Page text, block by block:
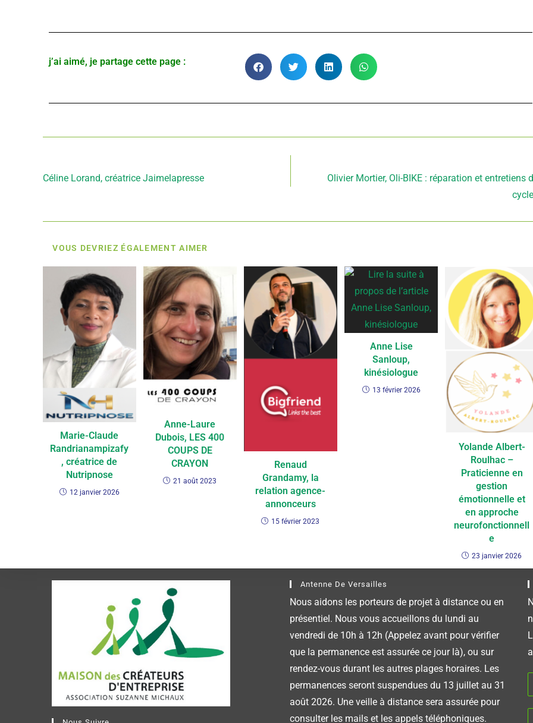
j’ai aimé, je partage cette page :
Céline Lorand, créatrice Jaimelapresse
Olivier Mortier, Oli-BIKE : réparation et entretiens
VOUS DEVRIEZ ÉGALEMENT AIMER
Marie-Claude
Randrianampizafy
, créatrice de
Nutripnose
12 janvier 2026
Anne-Laure
Dubois, LES 400
COUPS DE
CRAYON
21 août 2023
Renaud
Grandamy, la
relation agence-
annonceurs
15 février 2023
Anne Lise
Sanloup,
kinésiologue
13 février 2026
Yolande Albert-
Roulhac –
Praticienne en
gestion
émotionnelle et
en approche
neurofonctionnell
e
23 janvier 2026
Antenne De Versailles
Nous aidons les porteurs de projet à distance ou en
présentiel. Nous vous accueillons du lundi au
vendredi de 10h à 12h (Appelez avant pour vérifier
que la permanence est assurée ce jour là), ou sur
rendez-vous durant les autres plages horaires. Les
permanences seront suspendues du 13 juillet au 31
août 2026. Une veille à distance sera assurée pour
consulter les mails et les appels téléphoniques.